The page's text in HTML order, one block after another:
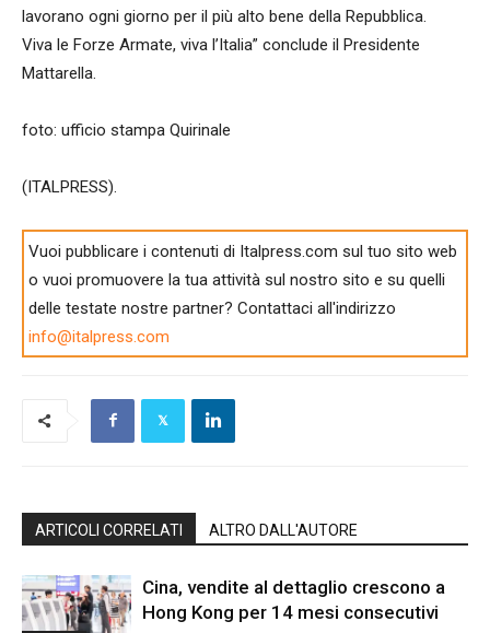
lavorano ogni giorno per il più alto bene della Repubblica.
Viva le Forze Armate, viva l’Italia” conclude il Presidente
Mattarella.
foto: ufficio stampa Quirinale
(ITALPRESS).
Vuoi pubblicare i contenuti di Italpress.com sul tuo sito web
o vuoi promuovere la tua attività sul nostro sito e su quelli
delle testate nostre partner? Contattaci all'indirizzo
info@italpress.com
ARTICOLI CORRELATI ALTRO DALL'AUTORE
Cina, vendite al dettaglio crescono a
Hong Kong per 14 mesi consecutivi